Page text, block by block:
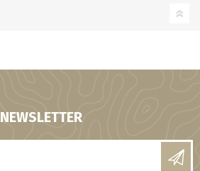
NEWSLETTER